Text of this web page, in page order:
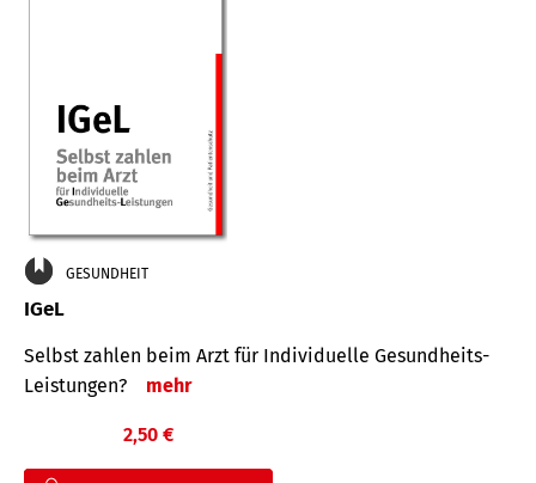
GESUNDHEIT
IGeL
Selbst zahlen beim Arzt für Indi­vidu­elle Gesund­heits-
Leis­tungen?
mehr
2,50 €